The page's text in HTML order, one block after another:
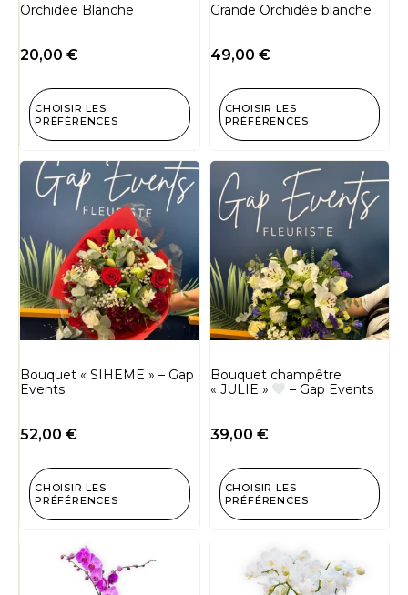
Orchidée Blanche
20,00 €
CHOISIR LES
PRÉFÉRENCES
Grande Orchidée blanche
49,00 €
CHOISIR LES
PRÉFÉRENCES
Bouquet « SIHEME » – Gap
Events
52,00 €
CHOISIR LES
PRÉFÉRENCES
Bouquet champêtre
« JULIE »
– Gap Events
39,00 €
CHOISIR LES
PRÉFÉRENCES